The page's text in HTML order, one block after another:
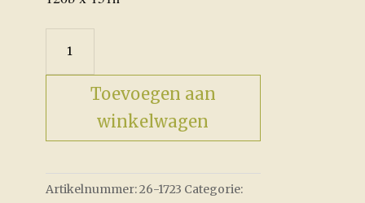
Rooster
aantal
Toevoegen aan
winkelwagen
Artikelnummer:26-1723 Categorie: